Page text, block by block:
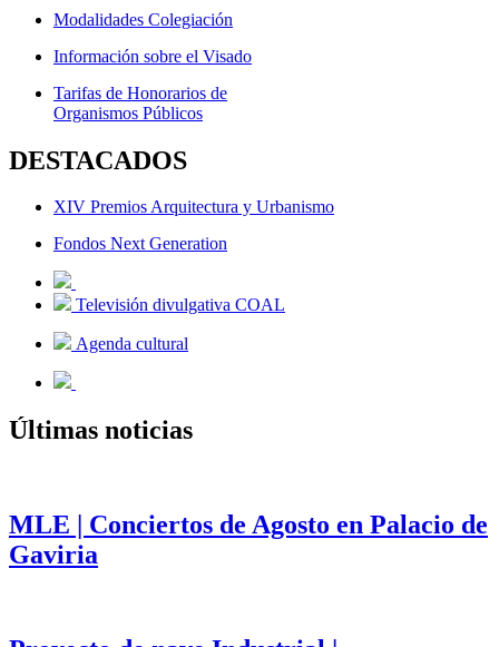
Modalidades Colegiación
Información sobre el Visado
Tarifas de Honorarios de
Organismos Públicos
DESTACADOS
XIV Premios Arquitectura y Urbanismo
Fondos Next Generation
Televisión divulgativa COAL
Agenda cultural
Últimas noticias
MLE | Conciertos de Agosto en Palacio de
Gaviria